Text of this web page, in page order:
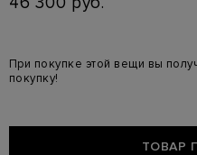
При покупке этой вещи вы
покупку!
ТОВАР